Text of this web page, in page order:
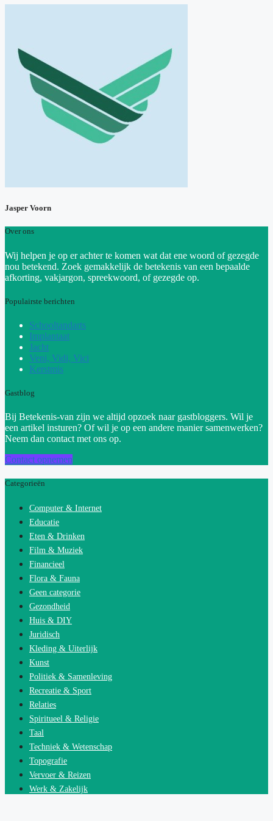
Jasper Voorn
Over ons
Wij helpen je op er achter te komen wat dat ene woord of gezegde
nou betekend. Zoek gemakkelijk de betekenis van een bepaalde
afkorting, vakjargon, spreekwoord, of gezegde op.
Populairste berichten
Schooltandarts
Implantaat
Jacht
Veni, Vidi, Vici
Kerstmis
Gastblog
Bij Betekenis-van zijn we altijd opzoek naar gastbloggers. Wil je
een artikel insturen? Of wil je op een andere manier samenwerken?
Neem dan contact met ons op.
Contact opnemen
Categorieën
Computer & Internet
Educatie
Eten & Drinken
Film & Muziek
Financieel
Flora & Fauna
Geen categorie
Gezondheid
Huis & DIY
Juridisch
Kleding & Uiterlijk
Kunst
Politiek & Samenleving
Recreatie & Sport
Relaties
Spiritueel & Religie
Taal
Techniek & Wetenschap
Topografie
Vervoer & Reizen
Werk & Zakelijk